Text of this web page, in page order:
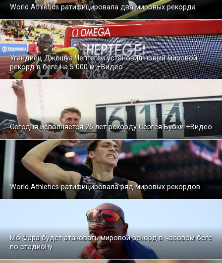
World Athletics ратифицировала два мировых рекорда
Угандиец Джошуа Чептегеи установил новый мировой
рекорд в беге на 5 000 м +Видео
Сегодня исполняется 26 лет рекорду Сергея Бубки +Видео
World Athletics ратифицировала ряд мировых рекордов
Мо Фара будет атаковать мировой рекорд в часовом беге
по стадиону